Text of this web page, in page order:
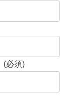
(必須)